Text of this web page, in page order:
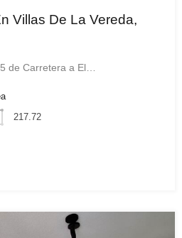
Villas De La Vereda,
de Carretera a El…
217.72